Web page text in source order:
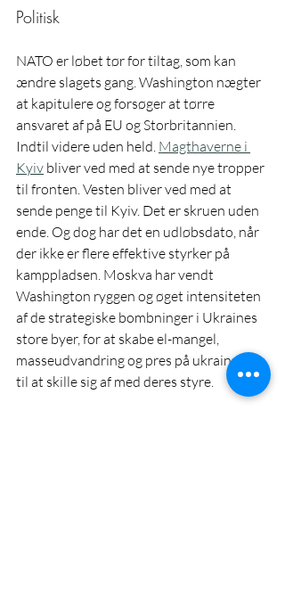
Politisk
NATO er løbet tør for tiltag, som kan
ændre slagets gang. Washington nægter
at kapitulere og forsøger at tørre
ansvaret af på EU og Storbritannien.
Indtil videre uden held. Magthaverne i
Kyiv bliver ved med at sende nye tropper
til fronten. Vesten bliver ved med at
sende penge til Kyiv. Det er skruen uden
ende. Og dog har det en udløbsdato, når
der ikke er flere effektive styrker på
kamppladsen. Moskva har vendt
Washington ryggen og øget intensiteten
af de strategiske bombninger i Ukraines
store byer, for at skabe el-mangel,
masseudvandring og pres på ukrainerne
til at skille sig af med deres styre.